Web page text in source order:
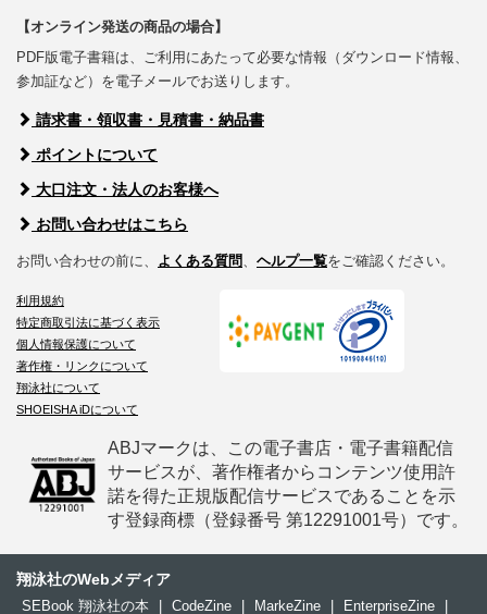
【オンライン発送の商品の場合】
PDF版電子書籍は、ご利用にあたって必要な情報（ダウンロード情報、
参加証など）を電子メールでお送りします。
請求書・領収書・見積書・納品書
ポイントについて
大口注文・法人のお客様へ
お問い合わせはこちら
お問い合わせの前に、 よくある質問 ヘルプ一覧をご確認ください。
利用規約
特定商取引法に基づく表示
個人情報保護について
著作権・リンクについて
翔泳社について
SHOEISHA iDについて
ABJマークは、この電子書店・電子書籍配信
サービスが、著作権者からコンテンツ使用許
諾を得た正規版配信サービスであることを示
す登録商標（登録番号 第12291001号）です。
翔泳社のWebメディア
SEBook 翔泳社の本 CodeZine MarkeZine EnterpriseZine